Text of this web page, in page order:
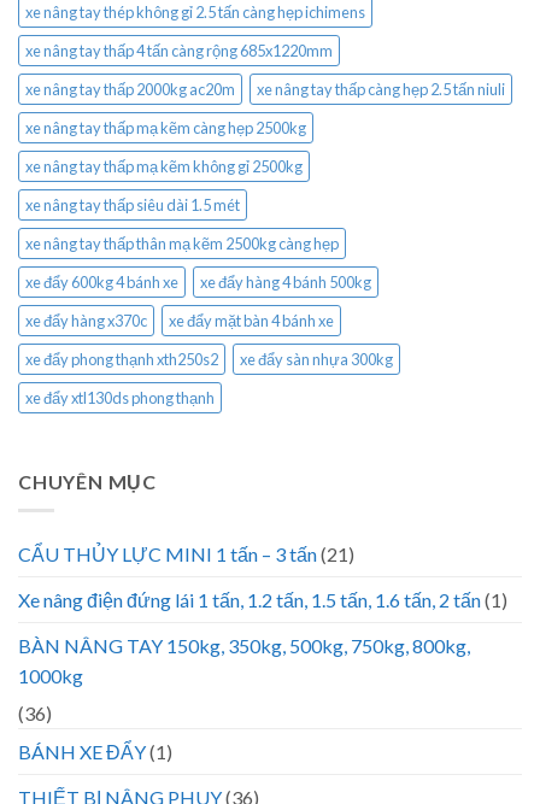
xe nâng tay thép không gỉ 2.5 tấn càng hẹp ichimens
xe nâng tay thấp 4 tấn càng rộng 685x1220mm
xe nâng tay thấp 2000kg ac20m
xe nâng tay thấp càng hẹp 2.5 tấn niuli
xe nâng tay thấp mạ kẽm càng hẹp 2500kg
xe nâng tay thấp mạ kẽm không gỉ 2500kg
xe nâng tay thấp siêu dài 1.5 mét
xe nâng tay thấp thân mạ kẽm 2500kg càng hẹp
xe đẩy 600kg 4 bánh xe
xe đẩy hàng 4 bánh 500kg
xe đẩy hàng x370c
xe đẩy mặt bàn 4 bánh xe
xe đẩy phong thạnh xth250s2
xe đẩy sàn nhựa 300kg
xe đẩy xtl130ds phong thạnh
CHUYÊN MỤC
CẨU THỦY LỰC MINI 1 tấn – 3 tấn(21)
Xe nâng điện đứng lái 1 tấn, 1.2 tấn, 1.5 tấn, 1.6 tấn, 2 tấn(1)
BÀN NÂNG TAY 150kg, 350kg, 500kg, 750kg, 800kg,
1000kg
(36)
BÁNH XE ĐẨY(1)
THIẾT BỊ NÂNG PHUY(36)